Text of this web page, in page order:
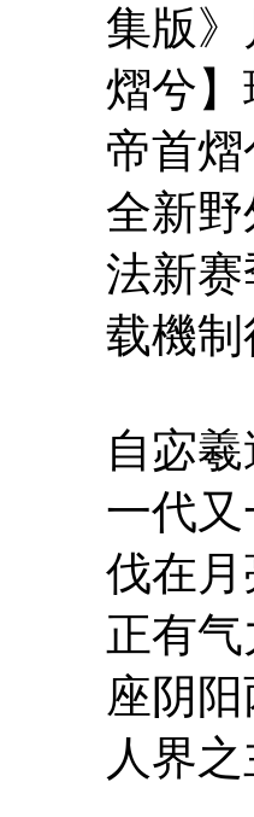
集版
熠兮
帝首
全新
法新
载機
自宓
一代
伐在
正有
座阴
人界